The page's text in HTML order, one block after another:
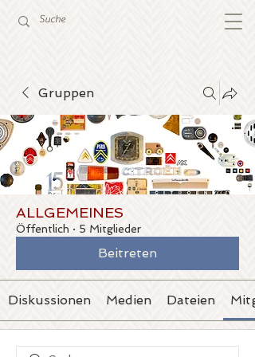
Gruppen
ALLGEMEINES
Öffentlich · 5 Mitglieder
Beitreten
Diskussionen Medien Dateien